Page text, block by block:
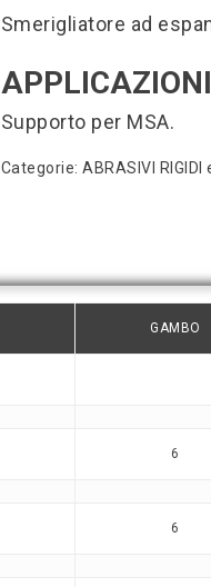
Smerigliatore ad
APPLICAZIONI
Supporto per MSA.
Categorie:ABRASIVI RIGIDI
GAMBO
6
6